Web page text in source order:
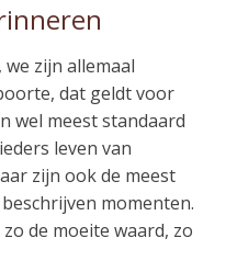
zijn allemaal
dat geldt voor
wel meest standaard
leven van
zijn ook de meest
momenten.
de moeite waard, zo